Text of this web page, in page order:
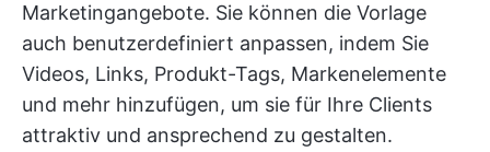
Marketingangebote. Sie können die Vorlage
auch benutzerdefiniert anpassen, indem Sie
Videos, Links, Produkt-Tags, Markenelemente
und mehr hinzufügen, um sie für Ihre Clients
attraktiv und ansprechend zu gestalten.